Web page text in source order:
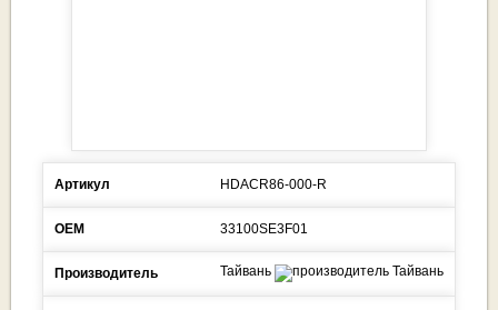
Артикул HDACR86-000-R
ОЕМ 33100SE3F01
Производитель Тайвань